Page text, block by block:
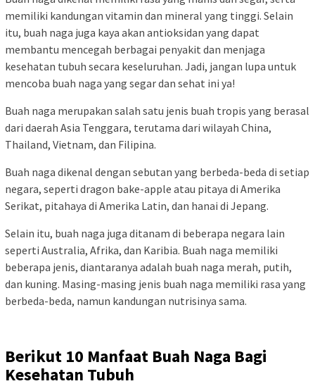
memiliki kandungan vitamin dan mineral yang tinggi. Selain
itu, buah naga juga kaya akan antioksidan yang dapat
membantu mencegah berbagai penyakit dan menjaga
kesehatan tubuh secara keseluruhan. Jadi, jangan lupa untuk
mencoba buah naga yang segar dan sehat ini ya!
Buah naga merupakan salah satu jenis buah tropis yang berasal
dari daerah Asia Tenggara, terutama dari wilayah China,
Thailand, Vietnam, dan Filipina.
Buah naga dikenal dengan sebutan yang berbeda-beda di setiap
negara, seperti dragon bake-apple atau pitaya di Amerika
Serikat, pitahaya di Amerika Latin, dan hanai di Jepang.
Selain itu, buah naga juga ditanam di beberapa negara lain
seperti Australia, Afrika, dan Karibia. Buah naga memiliki
beberapa jenis, diantaranya adalah buah naga merah, putih,
dan kuning. Masing-masing jenis buah naga memiliki rasa yang
berbeda-beda, namun kandungan nutrisinya sama.
Berikut 10 Manfaat Buah Naga Bagi
Kesehatan Tubuh